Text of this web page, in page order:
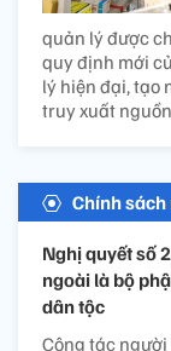
quản lý được
quy định mới
lý hiện đại, tạo
truy xuất
Chính
Nghị quyết số
ngoài là bộ
dân tộc
Công tác